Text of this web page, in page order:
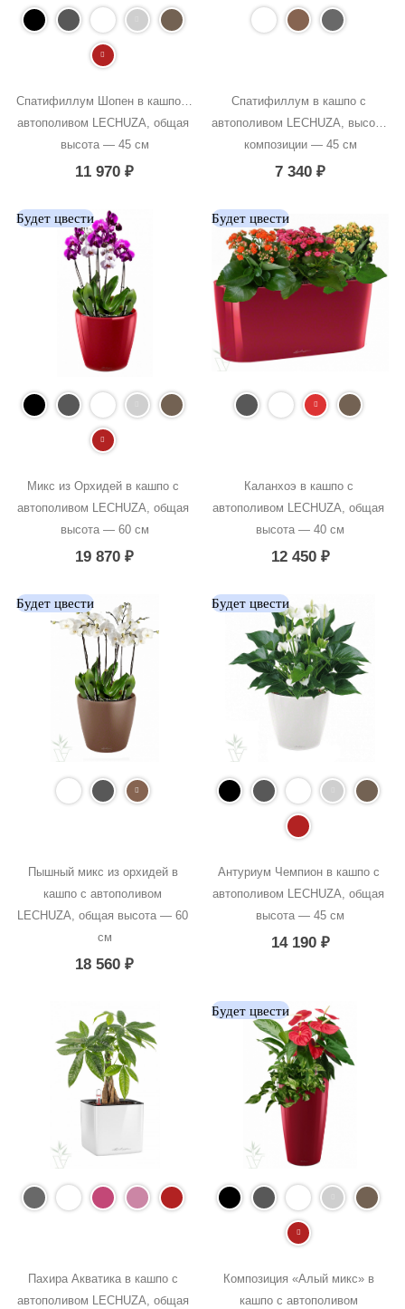
Спатифиллум Шопен в кашпо с
автополивом LECHUZA, общая
высота — 45 см
11 970₽
Спатифиллум в кашпо с
автополивом LECHUZA, высота
композиции — 45 см
7 340₽
Будет цвести
Микс из Орхидей в кашпо с
автополивом LECHUZA, общая
высота — 60 см
19 870₽
Будет цвести
Каланхоэ в кашпо с
автополивом LECHUZA, общая
высота — 40 см
12 450 ₽
Будет цвести
Пышный микс из орхидей в
кашпо с автополивом
LECHUZA, общая высота — 60
см
18 560₽
Будет цвести
Антуриум Чемпион в кашпо с
автополивом LECHUZA, общая
высота — 45 см
14 190 ₽
Пахира Акватика в кашпо с
автополивом LECHUZA, общая
Будет цвести
Композиция «Алый микс» в
кашпо с автополивом